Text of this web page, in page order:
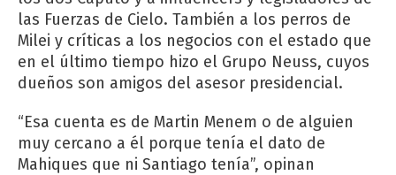
las Fuerzas de Cielo. También a los perros de
Milei y críticas a los negocios con el estado que
en el último tiempo hizo el Grupo Neuss, cuyos
dueños son amigos del asesor presidencial.
“Esa cuenta es de Martin Menem o de alguien
muy cercano a él porque tenía el dato de
Mahiques que ni Santiago tenía”, opinan